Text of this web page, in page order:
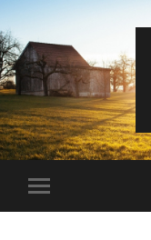
Mobile-
Menü